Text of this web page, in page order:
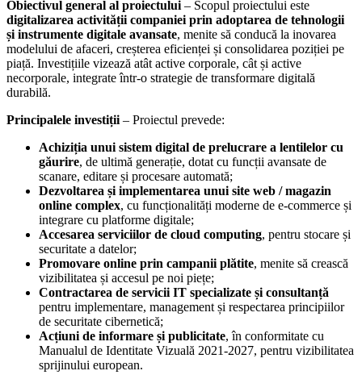
Obiectivul general al proiectului – Scopul proiectului este
digitalizarea activității companiei prin adoptarea de tehnologii
și instrumente digitale avansate, menite să conducă la inovarea
modelului de afaceri, creșterea eficienței și consolidarea poziției pe
piață. Investițiile vizează atât active corporale, cât și active
necorporale, integrate într-o strategie de transformare digitală
durabilă.
Principalele investiții – Proiectul prevede:
Achiziția unui sistem digital de prelucrare a lentilelor cu
găurire, de ultimă generație, dotat cu funcții avansate de
scanare, editare și procesare automată;
Dezvoltarea și implementarea unui site web / magazin
online complex, cu funcționalități moderne de e-commerce și
integrare cu platforme digitale;
Accesarea serviciilor de cloud computing, pentru stocare și
securitate a datelor;
Promovare online prin campanii plătite, menite să crească
vizibilitatea și accesul pe noi piețe;
Contractarea de servicii IT specializate și consultanță
pentru implementare, management și respectarea principiilor
de securitate cibernetică;
Acțiuni de informare și publicitate, în conformitate cu
Manualul de Identitate Vizuală 2021-2027, pentru vizibilitatea
sprijinului european.